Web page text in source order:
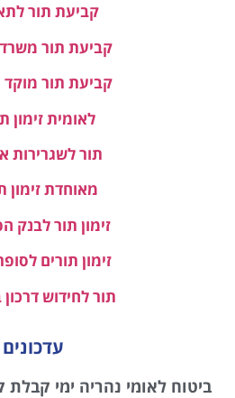
קביעת תור
קביעת תור
קביעת תור מוקד
לאומית זימון
תור לשגרירות
מאוחדת זימון
זימון תור לבנק
זימון תורים
תור לחידוש דרכון
עדכונים
ביטוח לאומי נהריה ימי קבלת